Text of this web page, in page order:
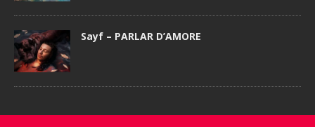
Sayf – PARLAR D’AMORE